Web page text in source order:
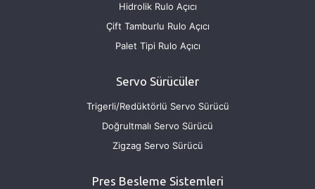
Hidrolik Rulo Açıcı
Çift Tamburlu Rulo Açıcı
Palet Tipi Rulo Açıcı
Servo Sürücüler
Trigerli/Redüktörlü Servo Sürücü
Doğrultmalı Servo Sürücü
Zigzag Servo Sürücü
Pres Besleme Sistemleri